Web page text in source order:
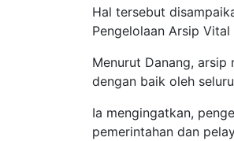
Hal tersebut
Pengelolaan Arsip
Menurut Danang,
dengan baik oleh
Ia mengingatkan,
pemerintahan dan